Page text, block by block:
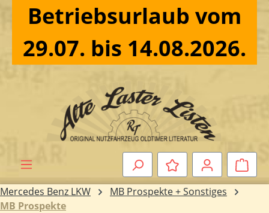
Zum Hauptinhalt springen
Betriebsurlaub vom
29.07. bis 14.08.2026.
Mercedes Benz LKW
MB Prospekte + Sonstiges
MB Prospekte